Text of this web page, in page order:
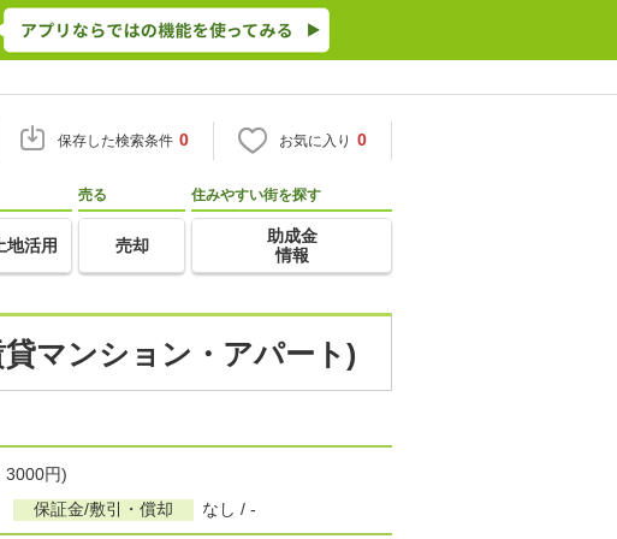
保存した検索条件 0 お気に入り 0
地活用
売る
売却
住みやすい街を探す
助成金
情報
マンション・アパート)
円)
保証金/敷引・償却 なし / -